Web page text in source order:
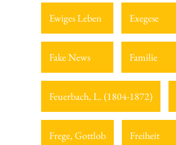
Ewiges Leben Exegese
Fake News Familie
Feuerbach, L. (1804-1872)
Frege, Gottlob Freiheit